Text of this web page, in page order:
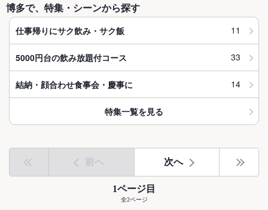
博多で、特集・シーンから探す
仕事帰りにサク飲み・サク飯 11
5000円台の飲み放題付コース 33
結納・顔合わせ食事会・慶事に 14
特集一覧を見る
前へ 次へ
1ページ目
全2ページ